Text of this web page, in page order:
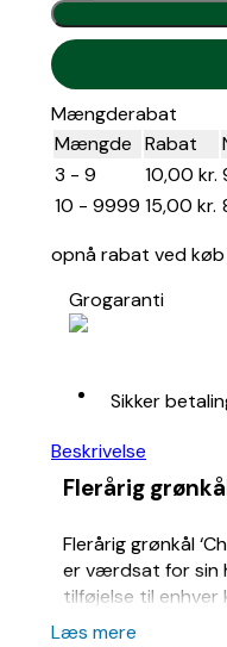
antal
Mængderabat
Mængde Rabat
3 - 9
10,00 kr.
10 - 9999 15,00 kr.
opnå rabat ved
Grogaranti
Sikker
Beskrivelse
Flerårig
Flerårig grønkål
er værdsat for sin
tilføjelse til enhver
Læs mere